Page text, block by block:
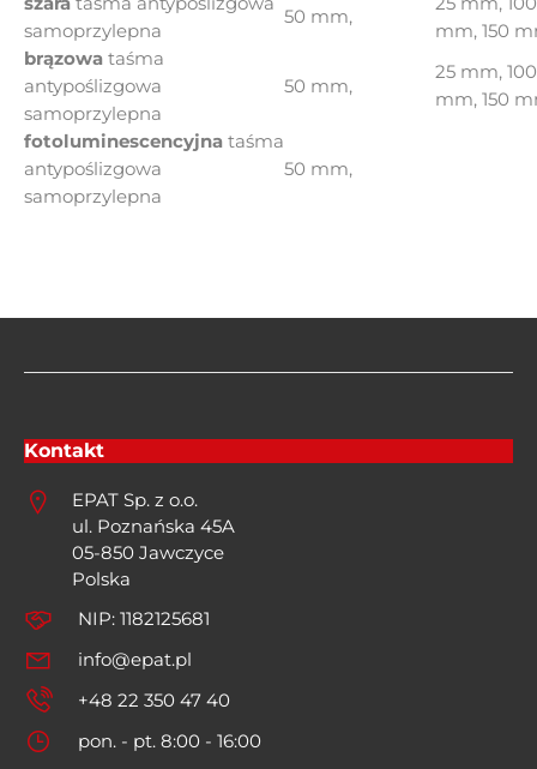
samoprzylepna
50 mm,
mm, 150
brązowa taśma
antypoślizgowa
samoprzylepna
50 mm,
25 mm, 100
mm, 150
fotoluminescencyjna taśma
antypoślizgowa
samoprzylepna
50 mm,
Kontakt
EPAT Sp. z o.o.
ul. Poznańska 45A
05-850 Jawczyce
Polska
NIP: 1182125681
info@epat.pl
+48 22 350 47 40
pon. - pt. 8:00 - 16:00